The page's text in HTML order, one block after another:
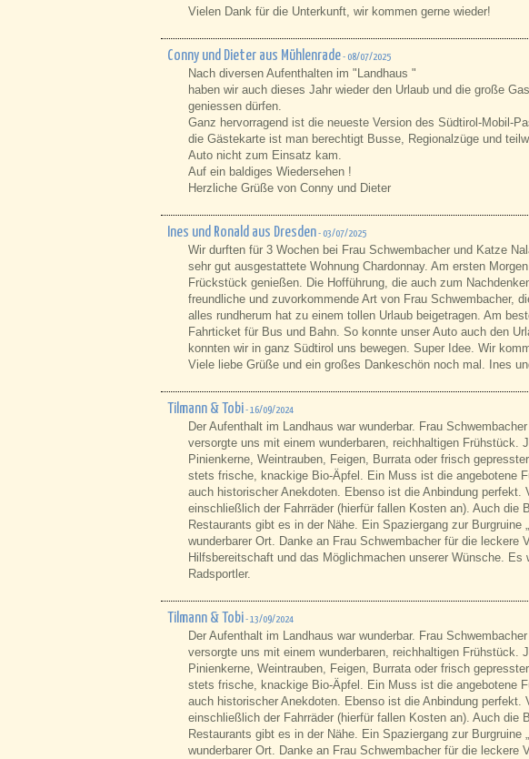
Vielen Dank für die Unterkunft, wir kommen gerne wieder!
Conny und Dieter aus Mühlenrade- 08/07/2025
Nach diversen Aufenthalten im "Landhaus "
haben wir auch dieses Jahr wieder den Urlaub und die große
geniessen dürfen.
Ganz hervorragend ist die neueste Version des Südtirol-Mobil-
die Gästekarte ist man berechtigt Busse, Regionalzüge und
Auto nicht zum Einsatz kam.
Auf ein baldiges Wiedersehen !
Herzliche Grüße von Conny und Dieter
Ines und Ronald aus Dresden- 03/07/2025
Wir durften für 3 Wochen bei Frau Schwembacher und Katze
sehr gut ausgestattete Wohnung Chardonnay. Am ersten
Frückstück genießen. Die Hofführung, die auch zum
freundliche und zuvorkommende Art von Frau Schwembacher,
alles rundherum hat zu einem tollen Urlaub beigetragen. Am
Fahrticket für Bus und Bahn. So konnte unser Auto auch den
konnten wir in ganz Südtirol uns bewegen. Super Idee. Wir
Viele liebe Grüße und ein großes Dankeschön noch mal. Ines
Tilmann & Tobi- 16/09/2024
Der Aufenthalt im Landhaus war wunderbar. Frau
versorgte uns mit einem wunderbaren, reichhaltigen Frühstück.
Pinienkerne, Weintrauben, Feigen, Burrata oder frisch
stets frische, knackige Bio-Äpfel. Ein Muss ist die angebotene
auch historischer Anekdoten. Ebenso ist die Anbindung
einschließlich der Fahrräder (hierfür fallen Kosten an). Auch
Restaurants gibt es in der Nähe. Ein Spaziergang zur Burgruine
wunderbarer Ort. Danke an Frau Schwembacher für die leckere
Hilfsbereitschaft und das Möglichmachen unserer Wünsche.
Radsportler.
Tilmann & Tobi- 13/09/2024
Der Aufenthalt im Landhaus war wunderbar. Frau
versorgte uns mit einem wunderbaren, reichhaltigen Frühstück.
Pinienkerne, Weintrauben, Feigen, Burrata oder frisch
stets frische, knackige Bio-Äpfel. Ein Muss ist die angebotene
auch historischer Anekdoten. Ebenso ist die Anbindung
einschließlich der Fahrräder (hierfür fallen Kosten an). Auch
Restaurants gibt es in der Nähe. Ein Spaziergang zur Burgruine
wunderbarer Ort. Danke an Frau Schwembacher für die leckere